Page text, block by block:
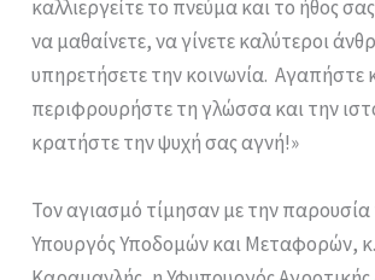
καλλιεργείτε το πνεύμα και το ήθος
να μαθαίνετε, να γίνετε καλύτεροι
υπηρετήσετε την κοινωνία. Αγαπήστε
περιφρουρήστε τη γλώσσα και την
κρατήστε την ψυχή σας αγνή!»
Τον αγιασμό τίμησαν με την παρουσία
Υπουργός Υποδομών και Μεταφορών,